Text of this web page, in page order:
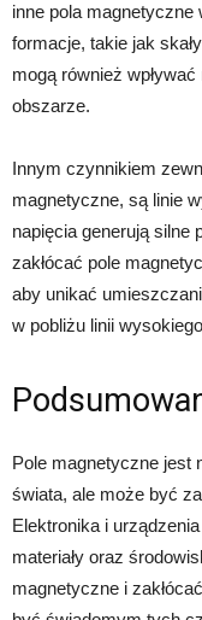
inne pola magnetyczne
formacje, takie jak
mogą również
obszarze.
Innym czynnikiem
magnetyczne, są linie
napięcia generują silne
zakłócać pole
aby unikać
w pobliżu linii
Pole magnetyczne jest
świata, ale może być
Elektronika i
materiały oraz
magnetyczne i